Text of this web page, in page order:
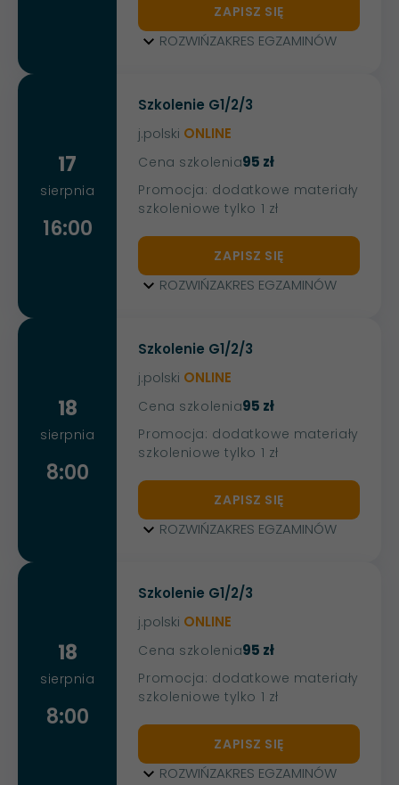
ZAPISZ SIĘ
ROZWIŃZAKRES EGZAMINÓW
17
sierpnia
16:00
Szkolenie G1/2/3
j.polski ONLINE
95 zł
Cena szkolenia
Promocja: dodatkowe materiały
szkoleniowe tylko 1 zł
ZAPISZ SIĘ
ROZWIŃZAKRES EGZAMINÓW
18
sierpnia
8:00
Szkolenie G1/2/3
j.polski ONLINE
95 zł
Cena szkolenia
Promocja: dodatkowe materiały
szkoleniowe tylko 1 zł
ZAPISZ SIĘ
ROZWIŃZAKRES EGZAMINÓW
18
sierpnia
8:00
Szkolenie G1/2/3
j.polski ONLINE
95 zł
Cena szkolenia
Promocja: dodatkowe materiały
szkoleniowe tylko 1 zł
ZAPISZ SIĘ
ROZWIŃZAKRES EGZAMINÓW